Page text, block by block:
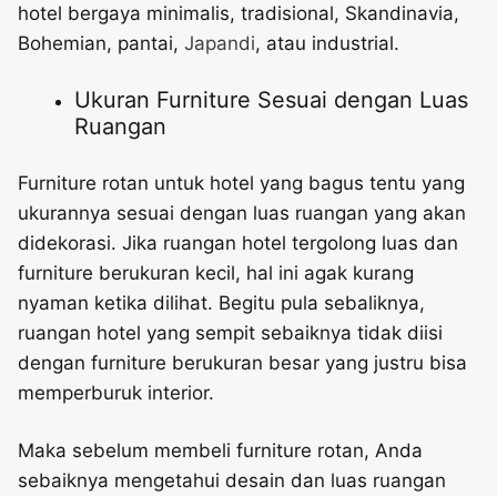
hotel bergaya minimalis, tradisional, Skandinavia,
Bohemian, pantai, Japandi, atau industrial.
Ukuran Furniture Sesuai dengan Luas
Ruangan
Furniture rotan untuk hotel yang bagus tentu yang
ukurannya sesuai dengan luas ruangan yang akan
didekorasi. Jika ruangan hotel tergolong luas dan
furniture berukuran kecil, hal ini agak kurang
nyaman ketika dilihat. Begitu pula sebaliknya,
ruangan hotel yang sempit sebaiknya tidak diisi
dengan furniture berukuran besar yang justru bisa
memperburuk interior.
Maka sebelum membeli furniture rotan, Anda
sebaiknya mengetahui desain dan luas ruangan